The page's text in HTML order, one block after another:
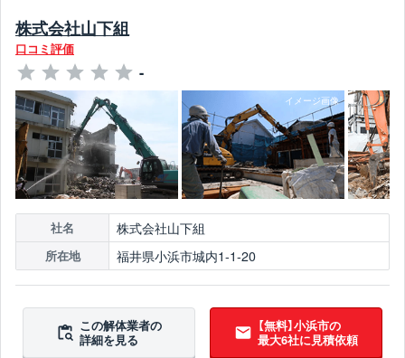
株式会社山下組
口コミ評価
-
社名 株式会社山下組
所在地 福井県小浜市城内1-1-20
この解体業者の
詳細を見る
【無料】小浜市の
最大6社に見積依頼